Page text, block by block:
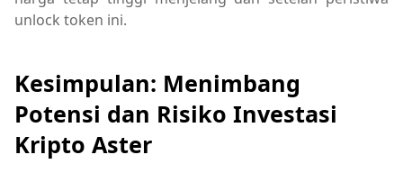
unlock token ini.
Kesimpulan: Menimbang
Potensi dan Risiko Investasi
Kripto Aster